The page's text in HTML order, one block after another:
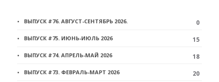
ВЫПУСК #76. АВГУСТ-СЕНТЯБРЬ 2026. 0
ВЫПУСК #75. ИЮНЬ-ИЮЛЬ 2026 15
ВЫПУСК #74. АПРЕЛЬ-МАЙ 2026 18
ВЫПУСК #73. ФЕВРАЛЬ-МАРТ 2026 20